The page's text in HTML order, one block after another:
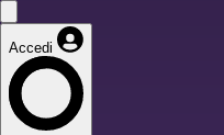
Accedi